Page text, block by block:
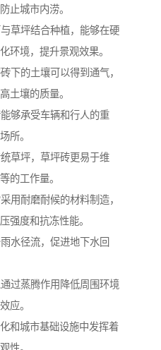
止城市内涝。
草坪结合种植，能够在硬
环境，提升景观效果。
下的土壤可以得到通气，
土壤的质量。
够承受车辆和行人的重
所。
草坪，草坪砖更易于维
的工作量。
用耐磨耐候的材料制造，
强度和抗冻性能。
水径流，促进地下水回
过蒸腾作用降低周围环境
应。
和城市基础设施中发挥着
性。